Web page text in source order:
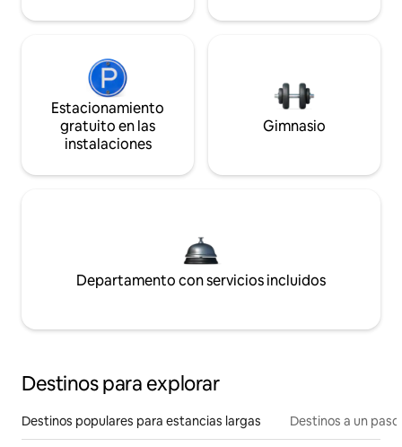
Estacionamiento
gratuito en las
instalaciones
Gimnasio
Departamento con servicios incluidos
Destinos para explorar
Destinos populares para estancias largas Destinos a un